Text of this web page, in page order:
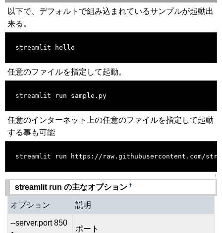
以下で、デフォルトで組み込まれているサンプルが起動出
来る。
streamlit hello
任意のファイルを指定して起動。
streamlit run sample.py
任意のインターネット上の任意のファイルを指定して起動
する事も可能
streamlit run https://raw.githubusercontent.com/
↑
streamlit run の主なオプション †
オプション 説明
--server.port 850
ポート